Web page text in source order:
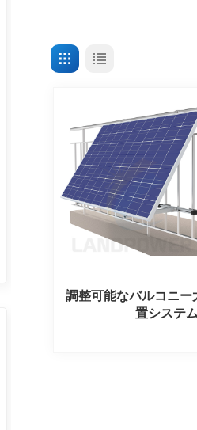
調整可能なバルコニー
置システ